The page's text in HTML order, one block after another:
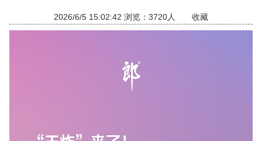
2026/6/5 15:02:42 浏览：3720人 收藏